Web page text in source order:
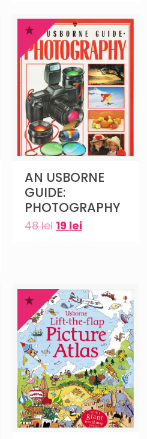
AN USBORNE
GUIDE:
PHOTOGRAPHY
48lei 19 lei